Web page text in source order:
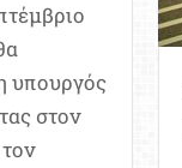
υπουργός
στον